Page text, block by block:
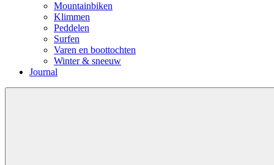
Mountainbiken
Klimmen
Peddelen
Surfen
Varen en boottochten
Winter & sneeuw
Journal